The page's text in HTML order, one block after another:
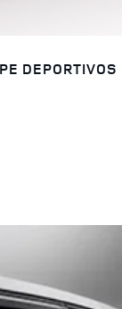
DEPORTIVOS